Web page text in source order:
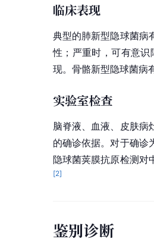
临床表现
典型的肺新型隐球菌病
性；严重时，可有意识
现。骨骼新型隐球菌病
实验室检查
脑脊液 、血液、皮肤
的确诊依据。对于确诊
隐球菌荚膜抗原检测对
[2]
鉴别诊断